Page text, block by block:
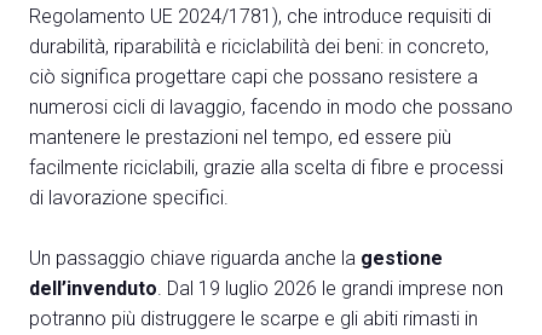
Regolamento UE 2024/1781), che introduce requisiti di
durabilità, riparabilità e riciclabilità dei beni: in concreto,
ciò significa progettare capi che possano resistere a
numerosi cicli di lavaggio, facendo in modo che possano
mantenere le prestazioni nel tempo, ed essere più
facilmente riciclabili, grazie alla scelta di fibre e processi
di lavorazione specifici.
Un passaggio chiave riguarda anche la gestione
dell’invenduto. Dal 19 luglio 2026 le grandi imprese non
potranno più distruggere le scarpe e gli abiti rimasti in